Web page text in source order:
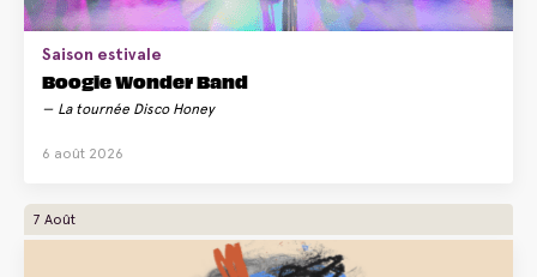
Saison estivale
Boogie Wonder Band
La tournée Disco Honey
6 août 2026
7 Août